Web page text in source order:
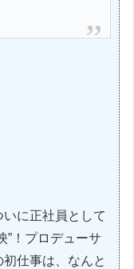
に正社員として
”！プロデューサ
仕事は、なんと